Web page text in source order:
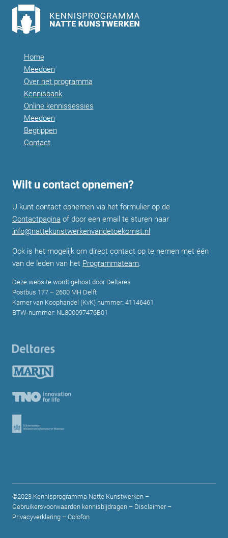
Home
Meedoen
Over het programma
Kennisbank
Online kennissessies
Meedoen
Begrippen
Contact
Wilt u contact opnemen?
U kunt contact opnemen via het formulier op de
Contactpagina of door een email te sturen naar
info@nattekunstwerkenvandetoekomst.nl
Ook is het mogelijk om direct contact op te nemen met één
van de leden van het Programmateam.
Deze website wordt gehost door Deltares
Postbus 177 – 2600 MH Delft
Kamer van Koophandel (KvK) nummer: 41146461
BTW-nummer: NL800097476B01
©2023 Kennisprogramma Natte Kunstwerken –
Gebruikersvoorwaarden kennisbijdragen – Disclaimer–
Privacyverklaring – Colofon